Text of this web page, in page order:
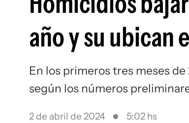
año y su ubican
En los primeros tres meses
según los números
2 de abril de 2024 5:02 hs